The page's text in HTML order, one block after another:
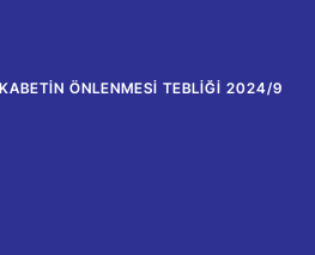
ÖNLENMESI TEBLIĞI 2024/9